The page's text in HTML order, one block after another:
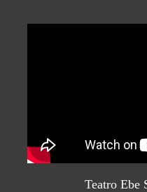
Teatro Ebe